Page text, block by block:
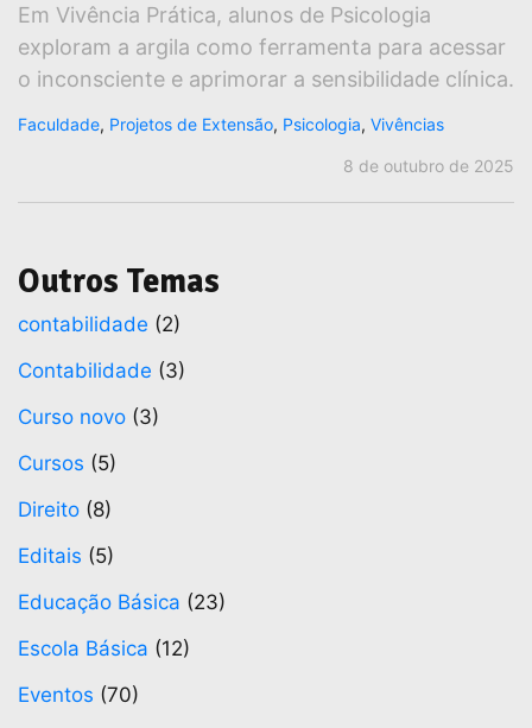
Em Vivência Prática, alunos de Psicologia
exploram a argila como ferramenta para acessar
o inconsciente e aprimorar a sensibilidade clínica.
Faculdade, Projetos de Extensão, Psicologia, Vivências
8 de outubro de 2025
Outros Temas
contabilidade (2)
Contabilidade (3)
Curso novo (3)
Cursos (5)
Direito (8)
Editais (5)
Educação Básica (23)
Escola Básica (12)
Eventos (70)